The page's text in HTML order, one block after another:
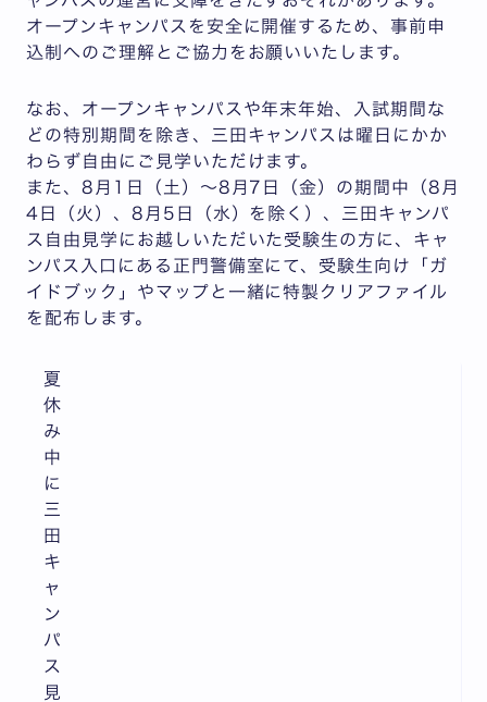
オープンキャンパスを安全に開催するため、事前申
込制へのご理解とご協力をお願いいたします。
なお、オープンキャンパスや年末年始、入試期間な
どの特別期間を除き、三田キャンパスは曜日にかか
わらず自由にご見学いただけます。
また、8月1日（土）～8月7日（金）の期間中（8月
4日（火）、8月5日（水）を除く）、三田キャンパ
ス自由見学にお越しいただいた受験生の方に、キャ
ンパス入口にある正門警備室にて、受験生向け「ガ
イドブック」やマップと一緒に特製クリアファイル
を配布します。
夏
休
み
中
に
三
田
キ
ャ
ン
パ
ス
見